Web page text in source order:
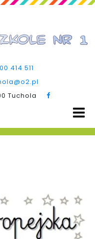
414 511
Tuchola